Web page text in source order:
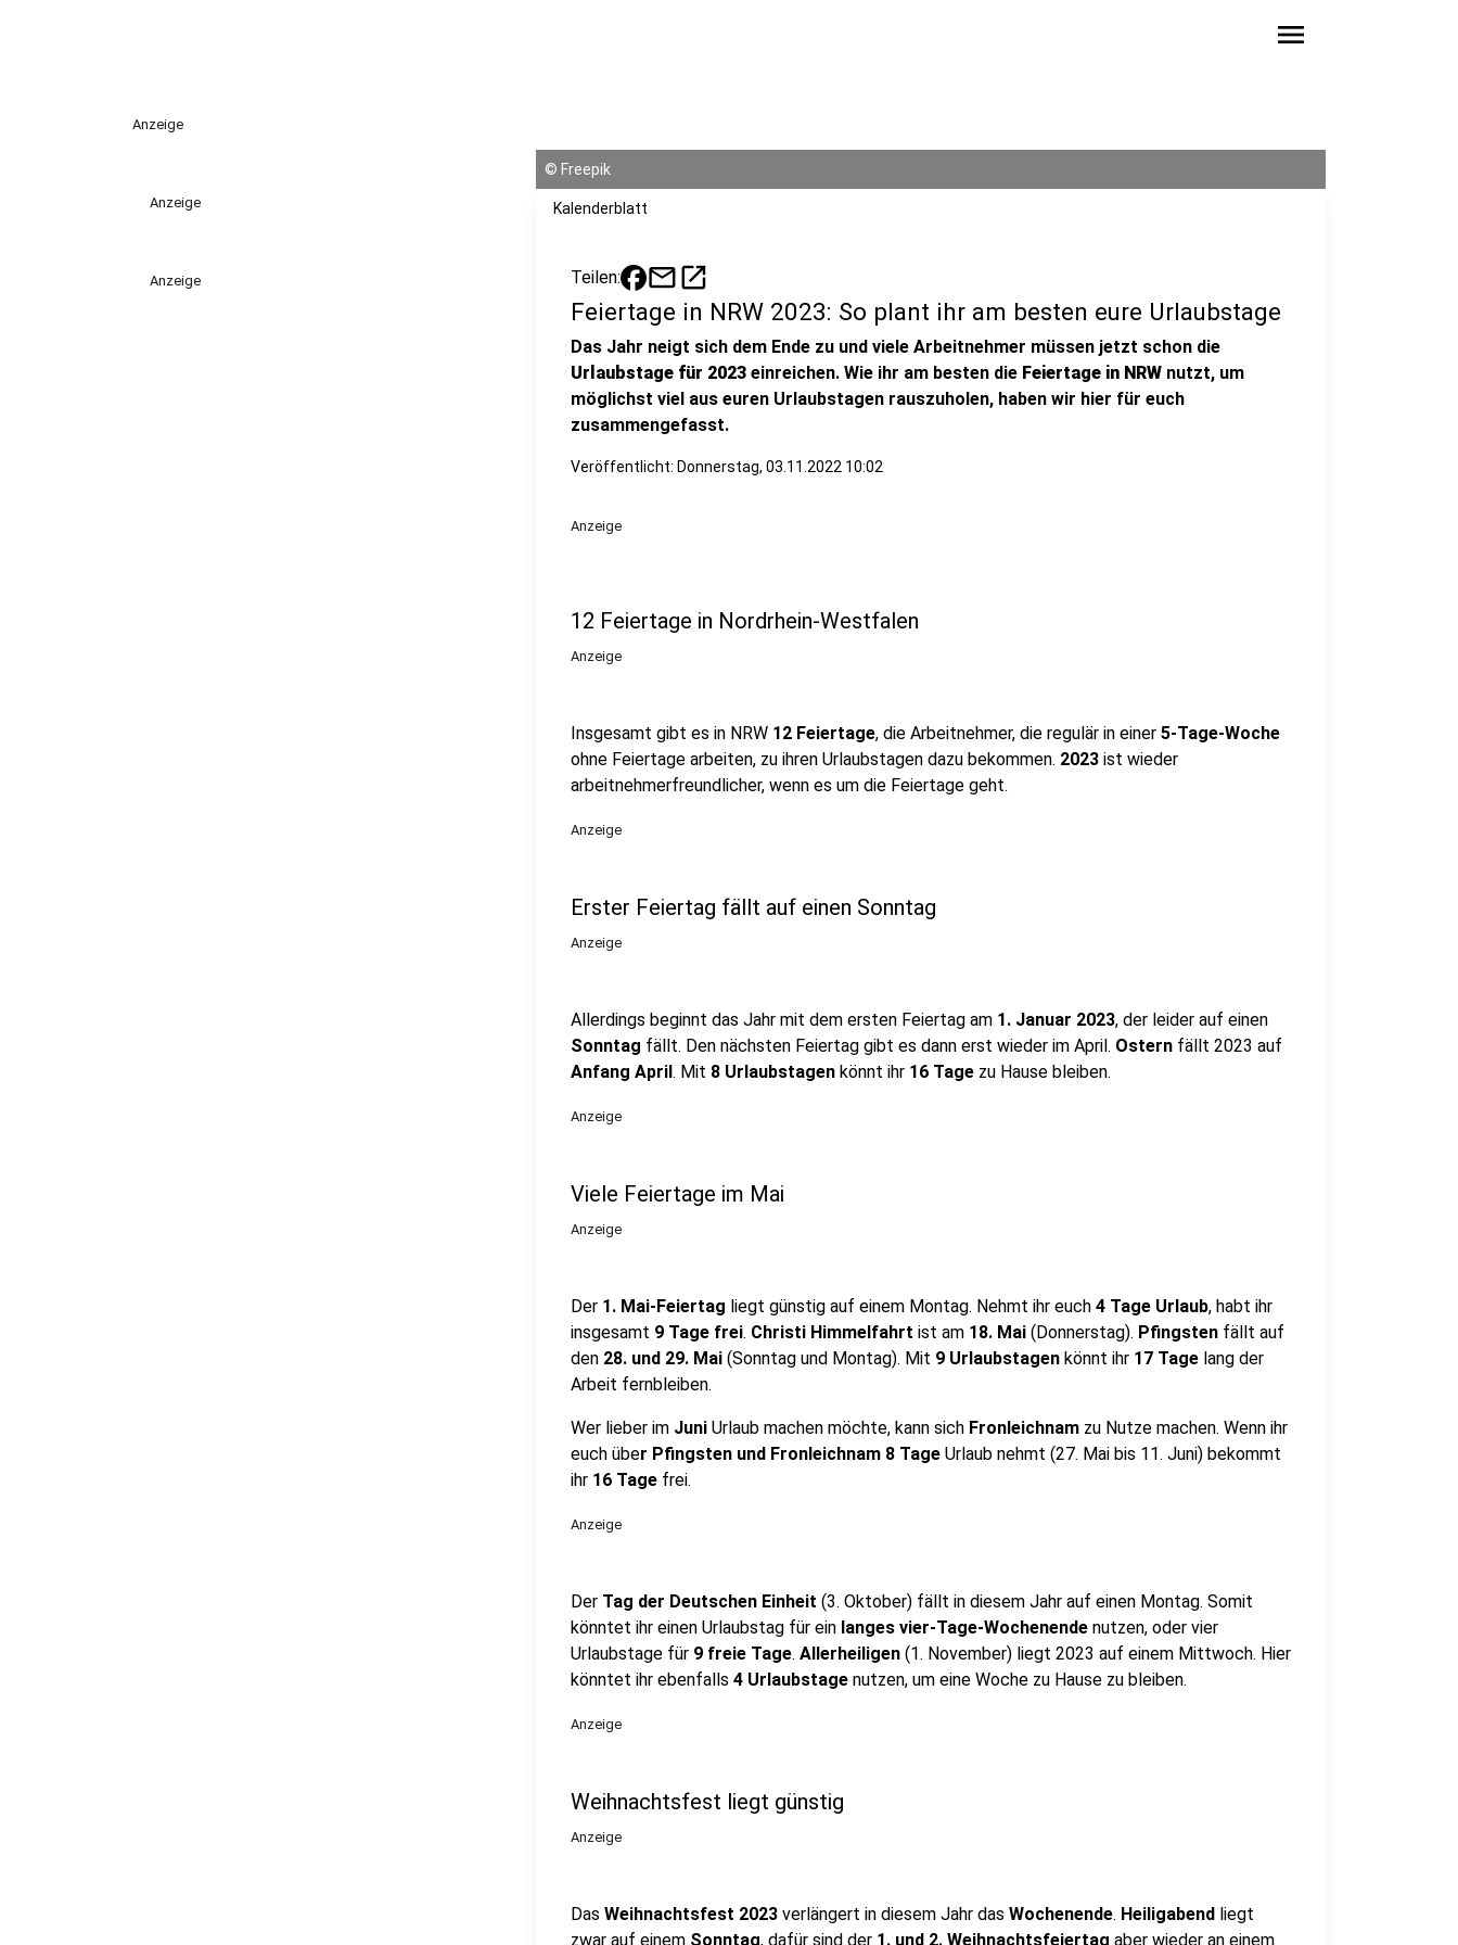
menu
Anzeige
Anzeige
Anzeige
© Freepik
Kalenderblatt
Teilen: mailopen_in_new
Feiertage in NRW 2023: So plant ihr am besten eure Urlaubstage
Das Jahr neigt sich dem Ende zu und viele Arbeitnehmer müssen jetzt schon die
Urlaubstage für 2023 einreichen. Wie ihr am besten die Feiertage in NRW nutzt, um
möglichst viel aus euren Urlaubstagen rauszuholen, haben wir hier für euch
zusammengefasst.
Veröffentlicht: Donnerstag, 03.11.2022 10:02
Anzeige
12 Feiertage in Nordrhein-Westfalen
Anzeige
Insgesamt gibt es in NRW 12 Feiertage, die Arbeitnehmer, die regulär in einer 5-Tage-Woche
ohne Feiertage arbeiten, zu ihren Urlaubstagen dazu bekommen. 2023 ist wieder
arbeitnehmerfreundlicher, wenn es um die Feiertage geht.
Anzeige
Erster Feiertag fällt auf einen Sonntag
Anzeige
Allerdings beginnt das Jahr mit dem ersten Feiertag am 1. Januar 2023, der leider auf einen
Sonntag fällt. Den nächsten Feiertag gibt es dann erst wieder im April. Ostern fällt 2023 auf
Anfang April. Mit 8 Urlaubstagen könnt ihr 16 Tage zu Hause bleiben.
Anzeige
Viele Feiertage im Mai
Anzeige
Der 1. Mai-Feiertag liegt günstig auf einem Montag. Nehmt ihr euch 4 Tage Urlaub, habt ihr
insgesamt 9 Tage frei. Christi Himmelfahrt ist am 18. Mai (Donnerstag). Pfingsten fällt auf
den 28. und 29. Mai (Sonntag und Montag). Mit 9 Urlaubstagen könnt ihr 17 Tage lang der
Arbeit fernbleiben.
Wer lieber im Juni Urlaub machen möchte, kann sich Fronleichnam zu Nutze machen. Wenn ihr
euch über Pfingsten und Fronleichnam 8 Tage Urlaub nehmt (27. Mai bis 11. Juni) bekommt
ihr 16 Tage frei.
Anzeige
Der Tag der Deutschen Einheit (3. Oktober) fällt in diesem Jahr auf einen Montag. Somit
könntet ihr einen Urlaubstag für ein langes vier-Tage-Wochenende nutzen, oder vier
Urlaubstage für 9 freie Tage. Allerheiligen (1. November) liegt 2023 auf einem Mittwoch. Hier
könntet ihr ebenfalls 4 Urlaubstage nutzen, um eine Woche zu Hause zu bleiben.
Anzeige
Weihnachtsfest liegt günstig
Anzeige
Das Weihnachtsfest 2023 verlängert in diesem Jahr das Wochenende. Heiligabend liegt
zwar auf einem Sonntag, dafür sind der 1. und 2. Weihnachtsfeiertag aber wieder an einem